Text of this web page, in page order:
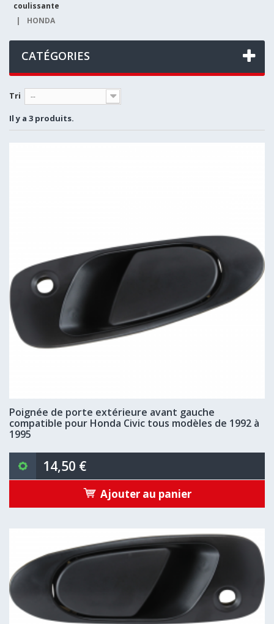
coulissante
|
HONDA
CATÉGORIES
Tri --
Il y a 3 produits.
Poignée de porte extérieure avant gauche
compatible pour Honda Civic tous modèles de 1992 à
1995
14,50 €
Ajouter au panier